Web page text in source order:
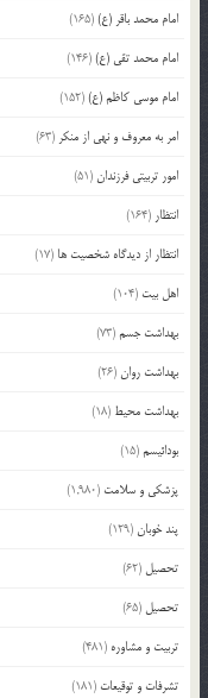
امام محمد باقر (ع)(165)
امام محمد تقی (ع)(146)
امام موسی کاظم (ع)(152)
امر به معروف و نهی از منکر (63)
امور تربیتی فرزندان(51)
انتظار (164)
انتظار از دیدگاه شخصیت ها (17)
اهل بیت (104)
بهداشت جسم(73)
بهداشت روان(26)
بهداشت محیط (18)
بودائیسم(15)
پزشکی و سلامت (1,980)
پند خوبان(129)
تحصیل (62)
تحصیل (65)
تربیت و مشاوره (481)
تشرفات و توقیعات (181)